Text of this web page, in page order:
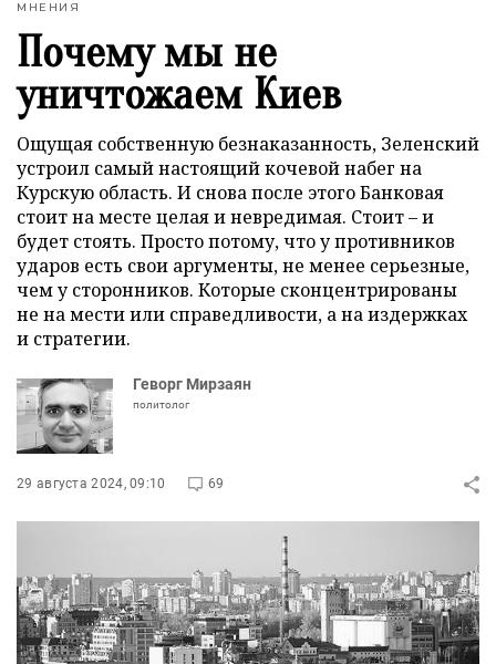
МНЕНИЯ
Почему мы не
уничтожаем Киев
Ощущая собственную безнаказанность, Зеленский
устроил самый настоящий кочевой набег на
Курскую область. И снова после этого Банковая
стоит на месте целая и невредимая. Стоит – и
будет стоять. Просто потому, что у противников
ударов есть свои аргументы, не менее серьезные,
чем у сторонников. Которые сконцентрированы
не на мести или справедливости, а на издержках
и стратегии.
Геворг Мирзаян
политолог
29 августа 2024, 09:10 69